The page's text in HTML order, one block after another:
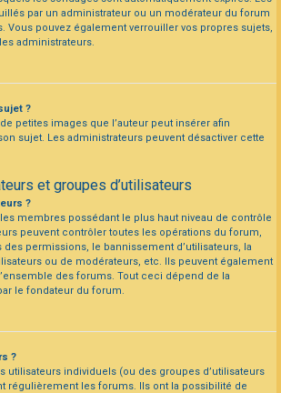
par un administrateur ou un modérateur du forum
Vous pouvez également verrouiller vos propres sujets,
administrateurs.
?
petites images que l’auteur peut insérer afin
sujet. Les administrateurs peuvent désactiver cette
et groupes d’utilisateurs
?
membres possédant le plus haut niveau de contrôle
peuvent contrôler toutes les opérations du forum,
permissions, le bannissement d’utilisateurs, la
ou de modérateurs, etc. Ils peuvent également
des forums. Tout ceci dépend de la
le fondateur du forum.
?
utilisateurs individuels (ou des groupes d’utilisateurs
régulièrement les forums. Ils ont la possibilité de